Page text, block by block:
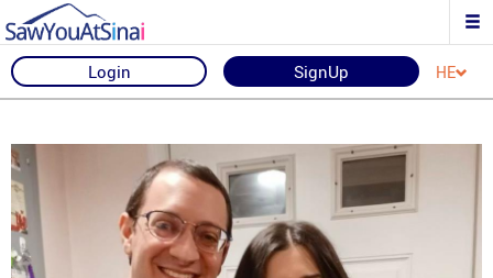
Login SignUp HE